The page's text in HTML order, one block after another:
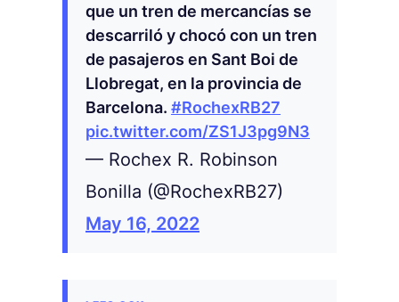
que un tren de mercancías se
descarriló y chocó con un tren
de pasajeros en Sant Boi de
Llobregat, en la provincia de
Barcelona. #RochexRB27
pic.twitter.com/ZS1J3pg9N3
— Rochex R. Robinson
Bonilla (@RochexRB27)
May 16, 2022